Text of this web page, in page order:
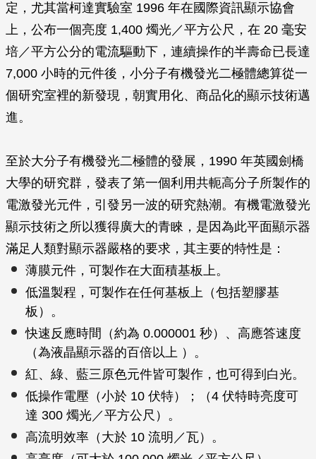
定，尤其當柯達實驗室 1996 年在國際資訊顯示協會
上，公布一個亮度 1,400 燭光／平方公尺，在 20 毫安
培／平方公分的電流驅動下，連續操作的半壽命已長達
7,000 小時的元件後，小分子有機發光二極體總算從一
個研究室裡的新發現，朝實用化、商品化的顯示技術邁
進。
至於大分子有機發光二極體的發展，1990 年英國劍橋
大學的研究群，發表了第一個利用共軛高分子所製作的
電激發光元件，引發另一波的研究熱潮。有機電激發光
顯示技術之所以獲得廣大的青睞，是因為此平面顯示器
滿足人類對顯示器嚴格的要求，其主要的特性是：
薄膜元件，可製作在大面積基板上。
低溫製程，可製作在任何基板上（包括塑膠基
板）。
快速反應時間（約為 0.000001 秒）、高應答速度
（為液晶顯示器的百倍以上 ）。
紅、綠、藍三原色元件皆可製作，也可得到白光。
低操作電壓（小於 10 伏特）；（4 伏特時亮度可
達 300 燭光／平方公尺）。
高流明效率（大於 10 流明／瓦）。